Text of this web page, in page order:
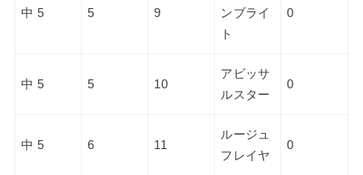
中 5 5 9
ンブライ
ト
0
中 5 5 10
アビッサ
ルスター
0
中 5 6 11
ルージュ
フレイヤ
0